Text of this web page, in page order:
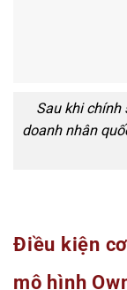
Sau khi chính
doanh nhân
Điều kiện
mô hình